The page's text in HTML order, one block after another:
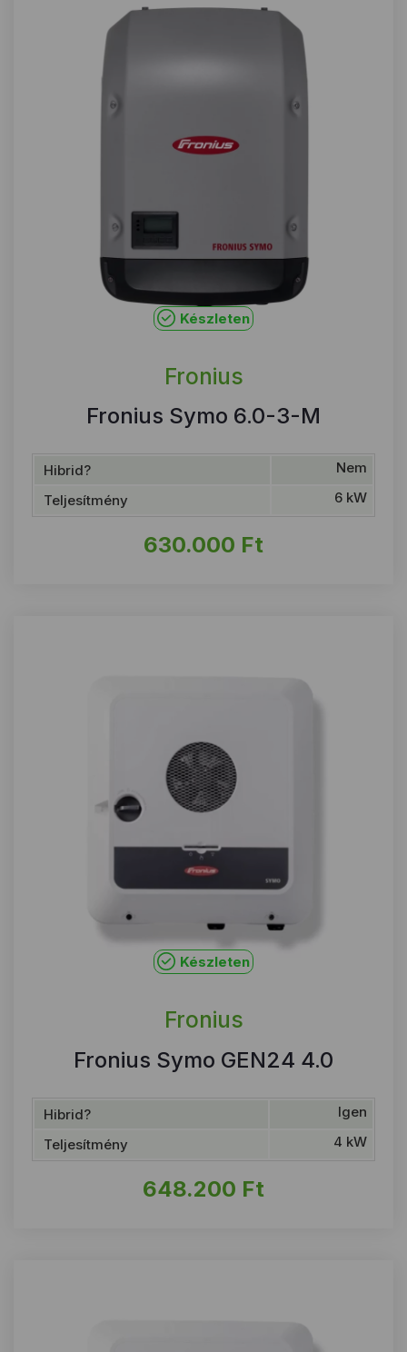
Készleten
Fronius
Fronius Symo 6.0-3-M
Hibrid?
Nem
Teljesítmény
6 kW
630.000 Ft
Készleten
Fronius
Fronius Symo GEN24 4.0
Hibrid?
Igen
Teljesítmény
4 kW
648.200 Ft